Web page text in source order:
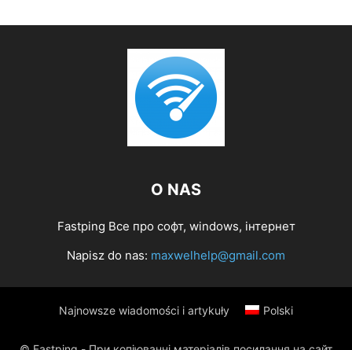
O NAS
Fastping Все про софт, windows, інтернет
Napisz do nas: maxwelhelp@gmail.com
Najnowsze wiadomości i artykuły Polski